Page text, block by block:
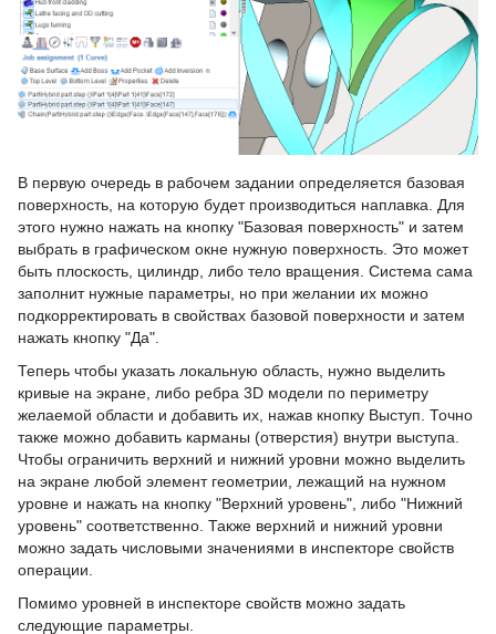
В первую очередь в рабочем задании определяется базовая
поверхность, на которую будет производиться наплавка. Для
этого нужно нажать на кнопку "Базовая поверхность" и затем
выбрать в графическом окне нужную поверхность. Это может
быть плоскость, цилиндр, либо тело вращения. Система сама
заполнит нужные параметры, но при желании их можно
подкорректировать в свойствах базовой поверхности и затем
нажать кнопку "Да".
Теперь чтобы указать локальную область, нужно выделить
кривые на экране, либо ребра 3D модели по периметру
желаемой области и добавить их, нажав кнопку Выступ. Точно
также можно добавить карманы (отверстия) внутри выступа.
Чтобы ограничить верхний и нижний уровни можно выделить
на экране любой элемент геометрии, лежащий на нужном
уровне и нажать на кнопку "Верхний уровень", либо "Нижний
уровень" соответственно. Также верхний и нижний уровни
можно задать числовыми значениями в инспекторе свойств
операции.
Помимо уровней в инспекторе свойств можно задать
следующие параметры.